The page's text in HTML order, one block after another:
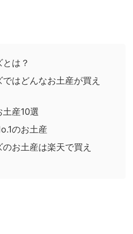
は？
はどんなお土産が買え
産10選
のお土産
お土産は楽天で買え